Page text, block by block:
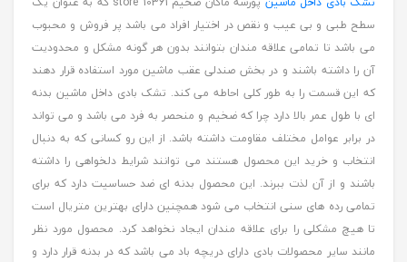
سطح طبی و بی عیب و نقص در اختیار افراد می باشد پر فروش و محبوب
می باشد تا تمامی علاقه مندان بتوانند بدون هر گونه مشکل و محدودیت
آن را داشته باشند و در بخش صندلی عقب ماشین مورد استفاده قرار دهند
که این قسمت را به طور کلی احاطه می کند. تشک بادی داخل ماشین بدنه
ای با طول عمر بالا دارد چرا که ضخیم و منحصر به فرد می باشد و می تواند
در برابر عوامل مختلف مقاومت داشته باشد. از این رو کسانی که به دنبال
انتخاب و خرید این محصول هستند می توانند شرایط دلخواهی را داشته
باشند و از آن لذت ببرند. این محصول بدنه ای ضد حساسیت دارد که برای
تمامی رده های سنی انتخاب می شود همچنین دارای بهترین متریال است
تا هیچ مشکلی را برای علاقه مندان ایجاد نخواهد کرد. محصول مورد نظر
مانند سایر محصولات بادی دارای دریچه باد می باشد که در بدنه قرار دارد و